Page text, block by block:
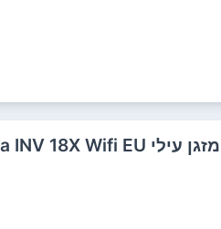
‏מזגן עילי Iska INV 18X Wifi EU ‏1.5 ‏כ"ס